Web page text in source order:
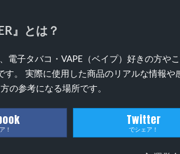
』とは？
、電子タバコ・VAPE（ベイプ）好きの方
す。 実際に使用した商品のリアルな情報や
の参考になる場所です。
！
Twitter
でシェア！